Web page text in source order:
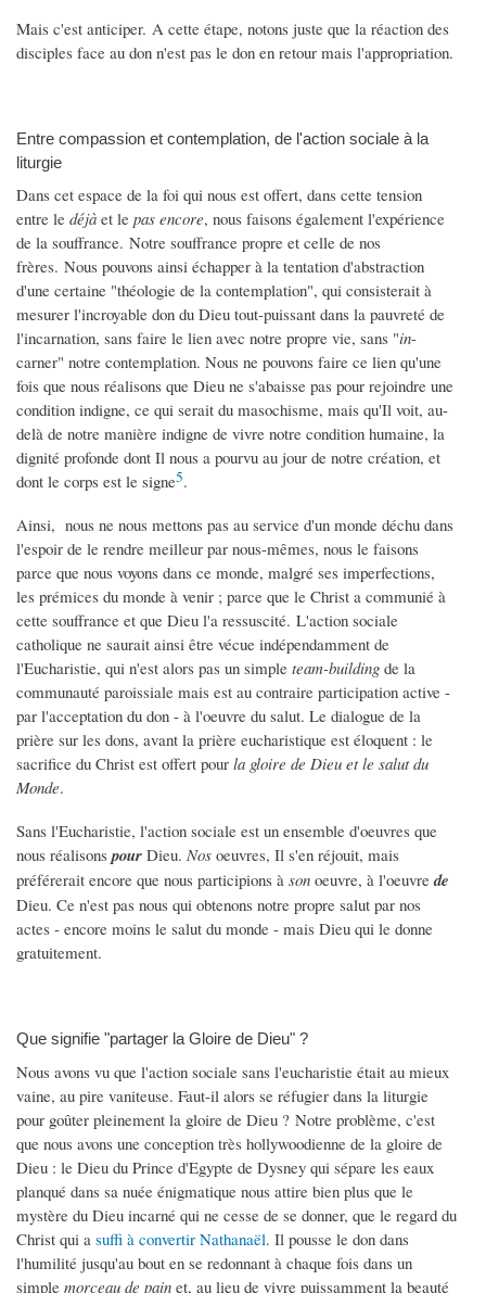
Mais c'est anticiper. A cette étape, notons juste que la réaction des
disciples face au don n'est pas le don en retour mais l'appropriation.
Entre compassion et contemplation, de l'action sociale à la
liturgie
Dans cet espace de la foi qui nous est offert, dans cette tension
entre le déjà et le pas encore, nous faisons également l'expérience
de la souffrance. Notre souffrance propre et celle de nos
frères. Nous pouvons ainsi échapper à la tentation d'abstraction
d'une certaine "théologie de la contemplation", qui consisterait à
mesurer l'incroyable don du Dieu tout-puissant dans la pauvreté de
l'incarnation, sans faire le lien avec notre propre vie, sans "in-
carner" notre contemplation. Nous ne pouvons faire ce lien qu'une
fois que nous réalisons que Dieu ne s'abaisse pas pour rejoindre une
condition indigne, ce qui serait du masochisme, mais qu'Il voit, au-
delà de notre manière indigne de vivre notre condition humaine, la
dignité profonde dont Il nous a pourvu au jour de notre création, et
dont le corps est le signe5.
Ainsi, nous ne nous mettons pas au service d'un monde déchu dans
l'espoir de le rendre meilleur par nous-mêmes, nous le faisons
parce que nous voyons dans ce monde, malgré ses imperfections,
les prémices du monde à venir ; parce que le Christ a communié à
cette souffrance et que Dieu l'a ressuscité. L'action sociale
catholique ne saurait ainsi être vécue indépendamment de
l'Eucharistie, qui n'est alors pas un simple team-building de la
communauté paroissiale mais est au contraire participation active -
par l'acceptation du don - à l'oeuvre du salut. Le dialogue de la
prière sur les dons, avant la prière eucharistique est éloquent : le
sacrifice du Christ est offert pour la gloire de Dieu et le salut du
Monde.
Sans l'Eucharistie, l'action sociale est un ensemble d'oeuvres que
nous réalisonspour Dieu. Nos oeuvres, Il s'en réjouit, mais
préférerait encore que nous participions à son oeuvre, à l'oeuvrede
Dieu. Ce n'est pas nous qui obtenons notre propre salut par nos
actes - encore moins le salut du monde - mais Dieu qui le donne
gratuitement.
Que signifie "partager la Gloire de Dieu" ?
Nous avons vu que l'action sociale sans l'eucharistie était au mieux
vaine, au pire vaniteuse. Faut-il alors se réfugier dans la liturgie
pour goûter pleinement la gloire de Dieu ? Notre problème, c'est
que nous avons une conception très hollywoodienne de la gloire de
Dieu : le Dieu du Prince d'Egypte de Dysney qui sépare les eaux
planqué dans sa nuée énigmatique nous attire bien plus que le
mystère du Dieu incarné qui ne cesse de se donner, que le regard du
Christ qui a suffi à convertir Nathanaël. Il pousse le don dans
l'humilité jusqu'au bout en se redonnant à chaque fois dans un
simple morceau de pain et, au lieu de vivre puissamment la beauté